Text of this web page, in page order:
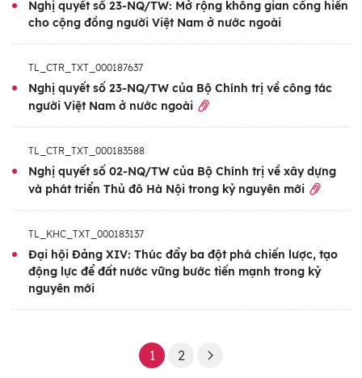
Nghị quyết số 23-NQ/TW: Mở rộng không gian cống hiến
cho cộng đồng người Việt Nam ở nước ngoài
TL_CTR_TXT_000187637
Nghị quyết số 23-NQ/TW của Bộ Chính trị về công tác
người Việt Nam ở nước ngoài
TL_CTR_TXT_000183588
Nghị quyết số 02-NQ/TW của Bộ Chính trị về xây dựng
và phát triển Thủ đô Hà Nội trong kỷ nguyên mới
TL_KHC_TXT_000183137
Đại hội Đảng XIV: Thúc đẩy ba đột phá chiến lược, tạo
động lực để đất nước vững bước tiến mạnh trong kỷ
nguyên mới
1 2